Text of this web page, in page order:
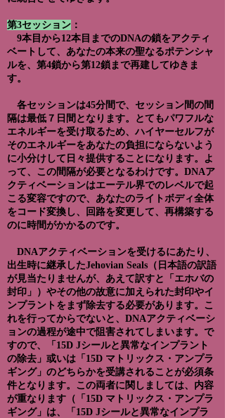
第3セッション ：
9本目から12本目までのDNAの鎖をアクティ
ベートして、あなたの本来の聖なるポテンシャ
ルを、第4鎖から第12鎖まで再建してゆきま
す。
各セッションは45分間で、セッション間の間
隔は最低７日間となります。とてもパワフルな
エネルギーを受け取るため、ハイヤーセルフが
そのエネルギーをあなたの負担にならないよう
に小分けして日々提供することになります。よ
って、この間隔が必要となるわけです。DNAア
クティベーションはエーテル界でのレベルで起
こる変容ですので、あなたのライトボディ全体
をコード変換し、回路を変更して、再構築する
のに時間がかかるのです。
DNAアクティベーションを受けるにあたり、
出生時に継承したJehovian Seals（日本語の訳語
が見当たりませんが、あえて訳すと「エホバの
封印」）やその他の故意に加えられた封印やイ
ンプラントをまず除去する必要があります。こ
れを行ってからでないと、DNAアクティベーシ
ョンの過程が途中で阻害されてしまいます。で
すので、「 15D Jシールと異常なインプラント
の除去」或いは「 15D マトリックス・アンプラ
ギング」のどちらかを受講されることが必須条
件となります。この両者に関しましては、内容
が重なります（ 「 15D マトリックス・アンプラ
ギング」は、
「 15D Jシールと異常なインプラ